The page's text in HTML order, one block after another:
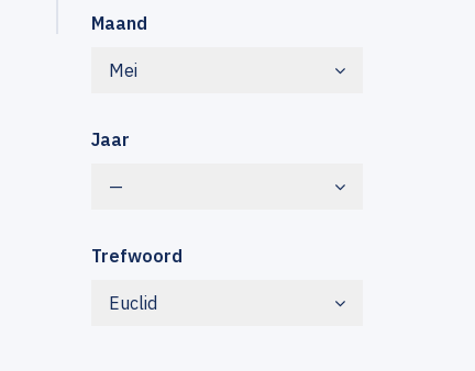
Maand
Mei
Jaar
—
Trefwoord
Euclid